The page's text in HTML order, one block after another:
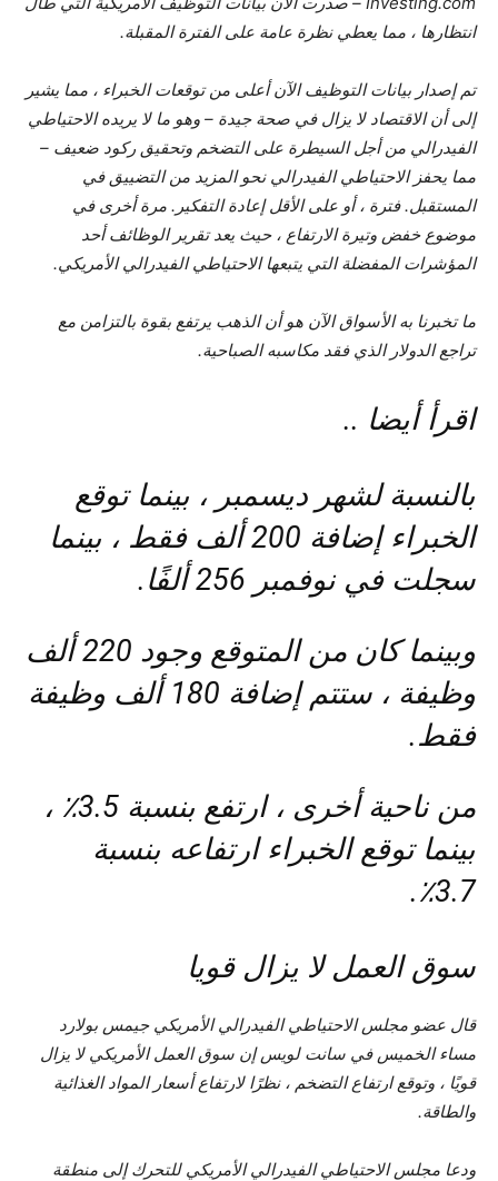
انتظارها ، مما يعطي نظرة عامة على الفترة المقبلة.
تم إصدار بيانات التوظيف الآن أعلى من توقعات الخبراء ، مما يشير
إلى أن الاقتصاد لا يزال في صحة جيدة – وهو ما لا يريده الاحتياطي
الفيدرالي من أجل السيطرة على التضخم وتحقيق ركود ضعيف –
مما يحفز الاحتياطي الفيدرالي نحو المزيد من التضييق في
المستقبل. فترة ، أو على الأقل إعادة التفكير. مرة أخرى في
موضوع خفض وتيرة الارتفاع ، حيث يعد تقرير الوظائف أحد
المؤشرات المفضلة التي يتبعها الاحتياطي الفيدرالي الأمريكي.
ما تخبرنا به الأسواق الآن هو أن الذهب يرتفع بقوة بالتزامن مع
تراجع الدولار الذي فقد مكاسبه الصباحية.
اقرأ أيضا ..
بالنسبة لشهر ديسمبر ، بينما توقع
الخبراء إضافة 200 ألف فقط ، بينما
سجلت في نوفمبر 256 ألفًا.
وبينما كان من المتوقع وجود 220 ألف
وظيفة ، ستتم إضافة 180 ألف وظيفة
فقط.
من ناحية أخرى ، ارتفع بنسبة 3.5٪ ،
بينما توقع الخبراء ارتفاعه بنسبة
3.7٪.
سوق العمل لا يزال قويا
قال عضو مجلس الاحتياطي الفيدرالي الأمريكي جيمس بولارد
مساء الخميس في سانت لويس إن سوق العمل الأمريكي لا يزال
قويًا ، وتوقع ارتفاع التضخم ، نظرًا لارتفاع أسعار المواد الغذائية
والطاقة.
ودعا مجلس الاحتياطي الفيدرالي الأمريكي للتحرك إلى منطقة